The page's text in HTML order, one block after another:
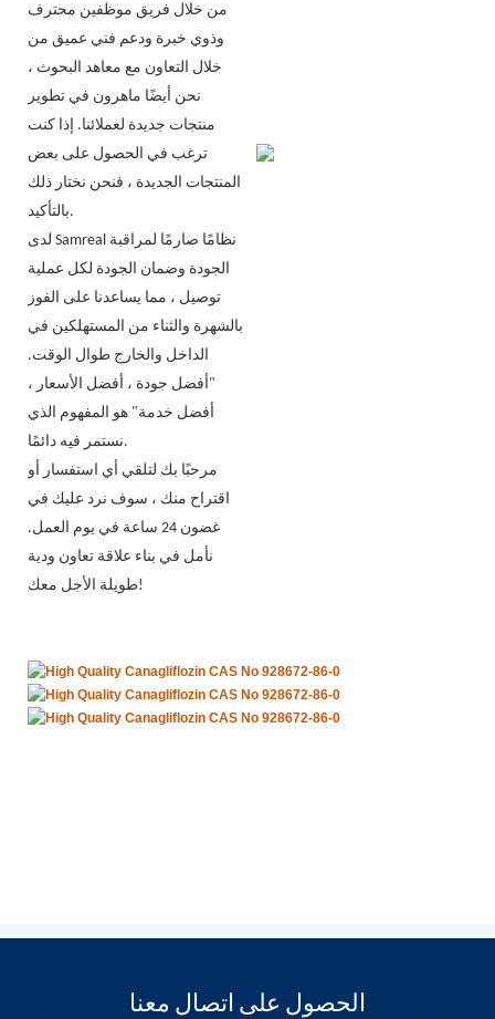
من خلال فريق موظفين محترف
وذوي خبرة ودعم فني عميق من
خلال التعاون مع معاهد البحوث ،
نحن أيضًا ماهرون في تطوير
منتجات جديدة لعملائنا. إذا كنت
ترغب في الحصول على بعض
المنتجات الجديدة ، فنحن نختار ذلك
بالتأكيد.
لدى Samreal نظامًا صارمًا لمراقبة
الجودة وضمان الجودة لكل عملية
توصيل ، مما يساعدنا على الفوز
بالشهرة والثناء من المستهلكين في
الداخل والخارج طوال الوقت.
"أفضل جودة ، أفضل الأسعار ،
أفضل خدمة" هو المفهوم الذي
نستمر فيه دائمًا.
مرحبًا بك لتلقي أي استفسار أو
اقتراح منك ، سوف نرد عليك في
غضون 24 ساعة في يوم العمل.
نأمل في بناء علاقة تعاون ودية
طويلة الأجل معك!
الحصول على اتصال معنا